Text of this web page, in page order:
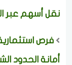
نقل أسهم عبر
فرص
أمانة الحدود